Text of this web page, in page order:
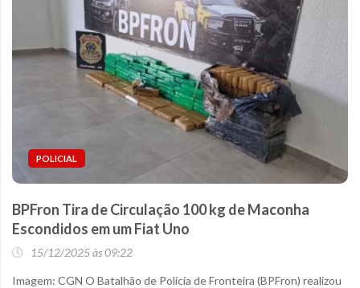
POLICIAL
BPFron Tira de Circulação 100 kg de Maconha
Escondidos em um Fiat Uno
15/12/2025 às 09:22
Imagem: CGN O Batalhão de Polícia de Fronteira (BPFron) realizou